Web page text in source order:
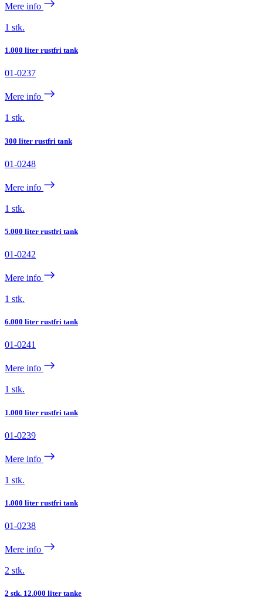
Mere info
1 stk.
1.000 liter rustfri tank
01-0237
Mere info
1 stk.
300 liter rustfri tank
01-0248
Mere info
1 stk.
5.000 liter rustfri tank
01-0242
Mere info
1 stk.
6.000 liter rustfri tank
01-0241
Mere info
1 stk.
1.000 liter rustfri tank
01-0239
Mere info
1 stk.
1.000 liter rustfri tank
01-0238
Mere info
2 stk.
2 stk. 12.000 liter tanke